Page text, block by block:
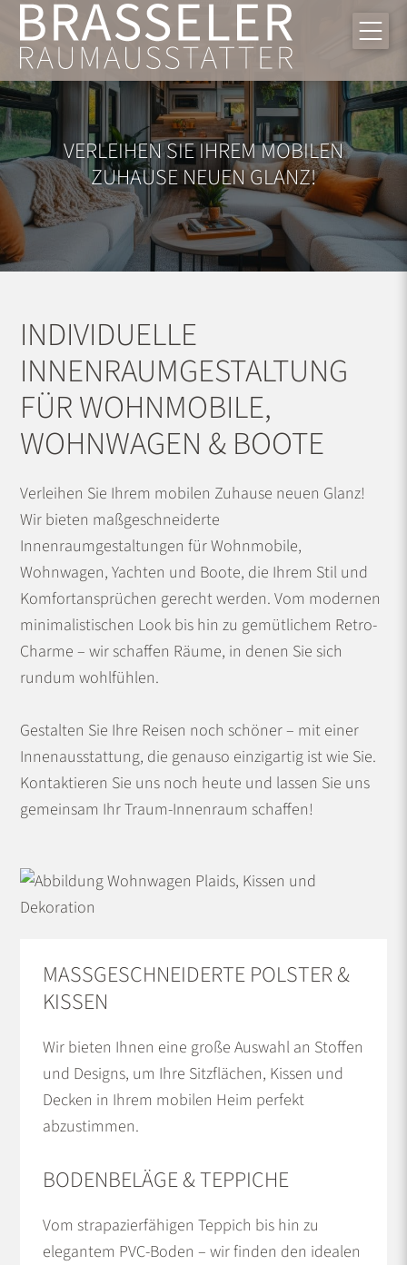
VERLEIHEN SIE IHREM MOBILEN
ZUHAUSE NEUEN GLANZ!
INDIVIDUELLE
INNENRAUMGESTALTUNG
FÜR WOHNMOBILE,
WOHNWAGEN & BOOTE
Verleihen Sie Ihrem mobilen Zuhause neuen Glanz!
Wir bieten maßgeschneiderte
Innenraumgestaltungen für Wohnmobile,
Wohnwagen, Yachten und Boote, die Ihrem Stil und
Komfortansprüchen gerecht werden. Vom modernen
minimalistischen Look bis hin zu gemütlichem Retro-
Charme – wir schaffen Räume, in denen Sie sich
rundum wohlfühlen.
Gestalten Sie Ihre Reisen noch schöner – mit einer
Innenausstattung, die genauso einzigartig ist wie Sie.
Kontaktieren Sie uns noch heute und lassen Sie uns
gemeinsam Ihr Traum-Innenraum schaffen!
MASSGESCHNEIDERTE POLSTER & K
ISSEN
Wir bieten Ihnen eine große Auswahl an Stoffen
und Designs, um Ihre Sitzflächen, Kissen und
Decken in Ihrem mobilen Heim perfekt
abzustimmen.
BODENBELÄGE & TEPPICHE
Vom strapazierfähigen Teppich bis hin zu
elegantem PVC-Boden – wir finden den idealen